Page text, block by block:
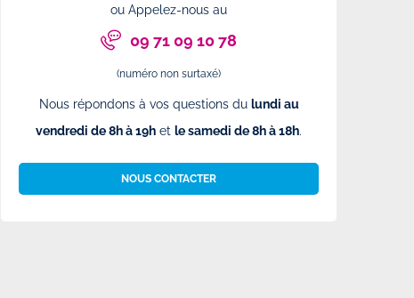
ou Appelez-nous au
09 71 09 10 78
(numéro non surtaxé)
Nous répondons à vos questions du lundi au
vendredi de 8h à 19h et le samedi de 8h à 18h.
NOUS CONTACTER